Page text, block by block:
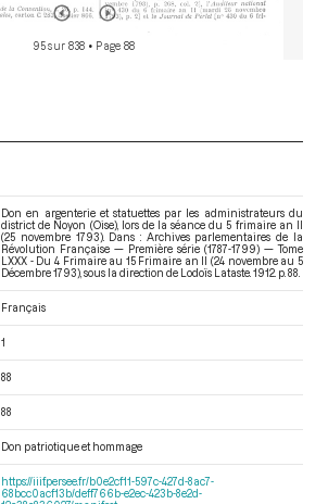
95 sur 838 • Page 88
Don en argenterie et statuettes par les administrateurs du
district de Noyon (Oise), lors de la séance du 5 frimaire an II
(25 novembre 1793). Dans : Archives parlementaires de la
Révolution Française — Première série (1787-1799) — Tome
LXXX - Du 4 Frimaire au 15 Frimaire an II (24 novembre au 5
Décembre 1793) , sous la direction de Lodoïs Lataste. 1912. p. 88.
Français
1
88
88
Don patriotique et hommage
https://iiif.persee.fr/b0e2cf11-597c-427d-8ac7-
68bcc0acf13b/deff766b-e2ec-423b-8e2d-